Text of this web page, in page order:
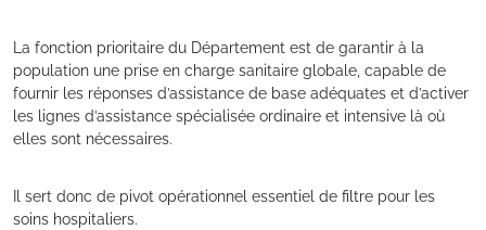
La fonction prioritaire du Département est de garantir à la
population une prise en charge sanitaire globale, capable de
fournir les réponses d’assistance de base adéquates et d’activer
les lignes d’assistance spécialisée ordinaire et intensive là où
elles sont nécessaires.
Il sert donc de pivot opérationnel essentiel de filtre pour les
soins hospitaliers.